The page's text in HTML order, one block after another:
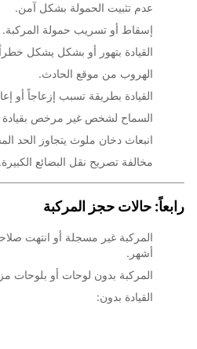
عدم تثبيت الحمولة بشكل آمن.
إسقاط أو تسريب حمولة المركبة.
القيادة بتهور أو بشكل يشكل
الهروب من موقع الحادث.
القيادة بطريقة تسبب إزعاجاً أو
السماح لشخص غير مرخص بقيادة
انبعاث دخان ملوث يتجاوز الحد
مخالفة تصريح نقل البضائع الكبيرة.
رابعاً: حالات حجز المركبة
أشهر.
المركبة بدون لوحات أو بلوحات
القيادة بدون: